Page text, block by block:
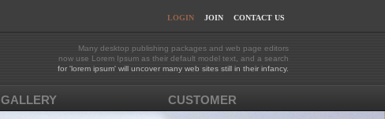
LOGIN JOIN CONTACT US
Many desktop publishing packages and web page editors
now use Lorem Ipsum as their default model text, and a search
for 'lorem ipsum' will uncover many web sites still in their infancy.
GALLERY CUSTOMER